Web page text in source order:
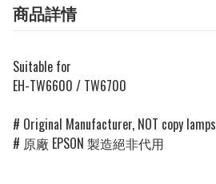
商品詳情
Suitable for
EH-TW6600 / TW6700
# Original Manufacturer, NOT copy lamps
# 原廠 EPSON 製造絕非代用